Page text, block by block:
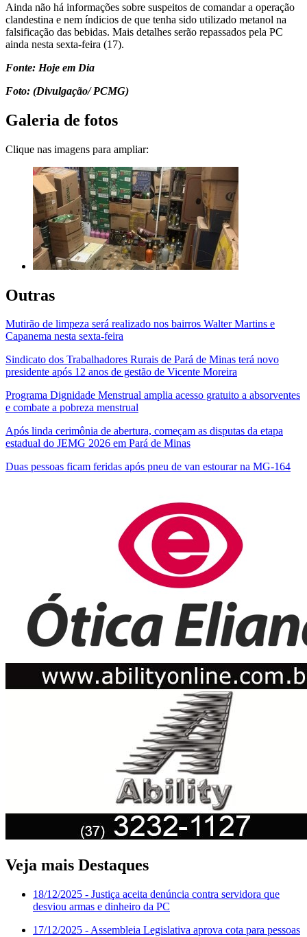
Ainda não há informações sobre suspeitos de comandar a operação
clandestina e nem índicios de que tenha sido utilizado metanol na
falsificação das bebidas. Mais detalhes serão repassados pela PC
ainda nesta sexta-feira (17).
Fonte: Hoje em Dia
Foto: (Divulgação/ PCMG)
Galeria de fotos
Clique nas imagens para ampliar:
Outras
Mutirão de limpeza será realizado nos bairros Walter Martins e
Capanema nesta sexta-feira
Sindicato dos Trabalhadores Rurais de Pará de Minas terá novo
presidente após 12 anos de gestão de Vicente Moreira
Programa Dignidade Menstrual amplia acesso gratuito a absorventes
e combate a pobreza menstrual
Após linda cerimônia de abertura, começam as disputas da etapa
estadual do JEMG 2026 em Pará de Minas
Duas pessoas ficam feridas após pneu de van estourar na MG-164
Veja mais Destaques
18/12/2025 - Justiça aceita denúncia contra servidora que
desviou armas e dinheiro da PC
17/12/2025 - Assembleia Legislativa aprova cota para pessoas